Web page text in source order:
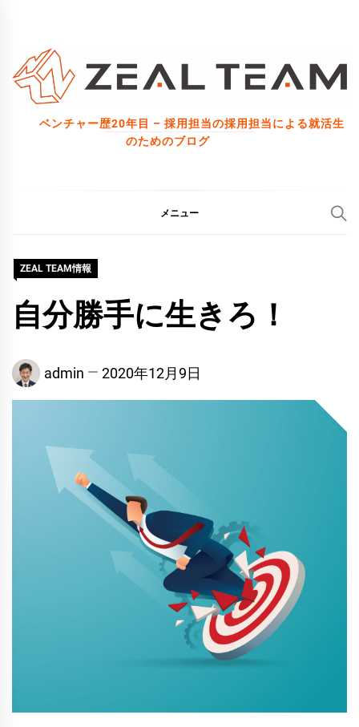
ン
ベンチャー歴20年目 – 採用担当の採用担当による就活生
のためのブログ
メニュー
ZEAL TEAM情報
自分勝手に生きろ！
admin 2020年12月9日